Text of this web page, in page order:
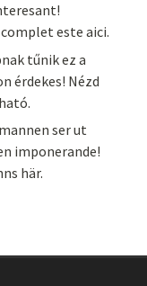
este aici.
tűnik ez a
érdekes! Nézd
ser ut
imponerande!
här.